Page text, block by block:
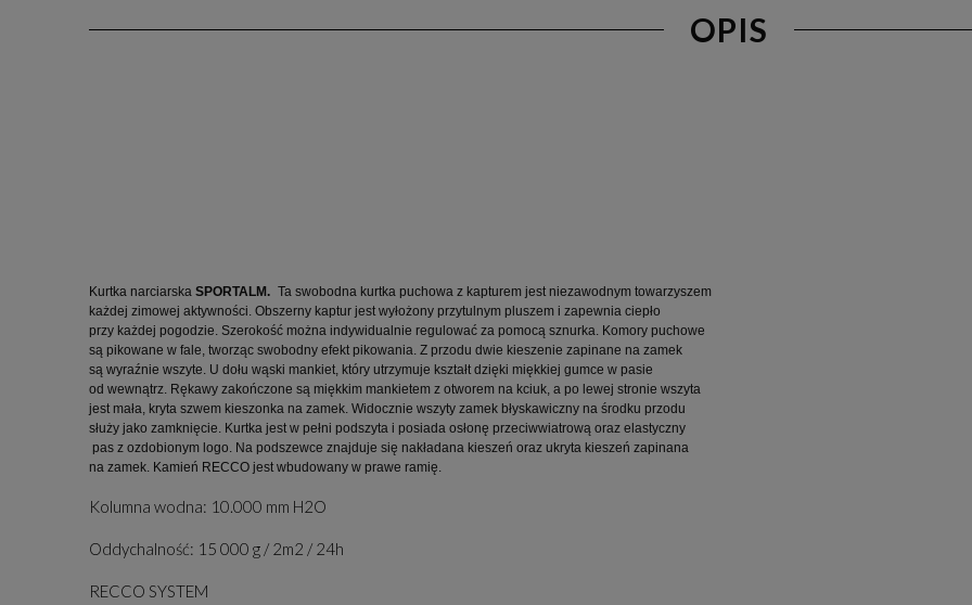
OPIS
Kurtka narciarska SPORTALM. Ta swobodna kurtka puchowa z kapturem jest niezawodnym towarzyszem
każdej zimowej aktywności. Obszerny kaptur jest wyłożony przytulnym pluszem i zapewnia ciepło
przy każdej pogodzie. Szerokość można indywidualnie regulować za pomocą sznurka. Komory puchowe
są pikowane w fale, tworząc swobodny efekt pikowania. Z przodu dwie kieszenie zapinane na zamek
są wyraźnie wszyte. U dołu wąski mankiet, który utrzymuje kształt dzięki miękkiej gumce w pasie
od wewnątrz. Rękawy zakończone są miękkim mankietem z otworem na kciuk, a po lewej stronie wszyta
jest mała, kryta szwem kieszonka na zamek. Widocznie wszyty zamek błyskawiczny na środku przodu
służy jako zamknięcie. Kurtka jest w pełni podszyta i posiada osłonę przeciwwiatrową oraz elastyczny
pas z ozdobionym logo. Na podszewce znajduje się nakładana kieszeń oraz ukryta kieszeń zapinana
na zamek. Kamień RECCO jest wbudowany w prawe ramię.
Kolumna wodna: 10.000 mm H2O
Oddychalność: 15 000 g / 2m2 / 24h
RECCO SYSTEM